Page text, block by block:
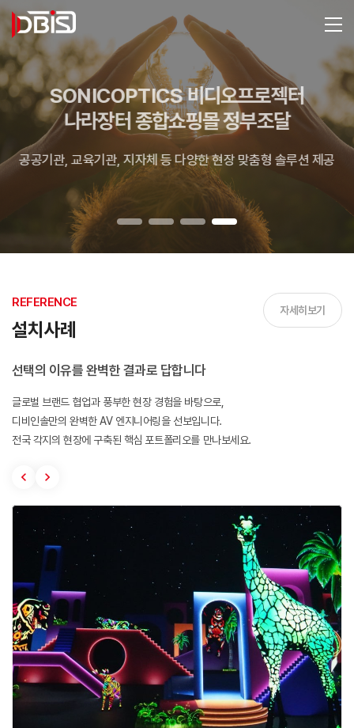
SONICOPTICS 비디오프로젝터
나라장터 종합쇼핑몰 정부조달
공공기관, 교육기관, 지자체 등 다양한 현장 맞춤형 솔루션 제공
REFERENCE
설치사례
선택의 이유를 완벽한 결과로 답합니다
글로벌 브랜드 협업과 풍부한 현장 경험을 바탕으로,
디비인솔만의 완벽한 AV 엔지니어링을 선보입니다.
전국 각지의 현장에 구축된 핵심 포트폴리오를 만나보세요.
자세히보기